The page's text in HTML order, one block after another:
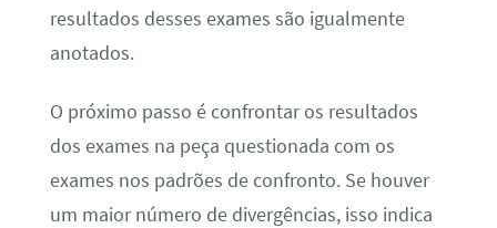
resultados desses exames são igualmente
anotados.
O próximo passo é confrontar os resultados
dos exames na peça questionada com os
exames nos padrões de confronto. Se houver
um maior número de divergências, isso indica